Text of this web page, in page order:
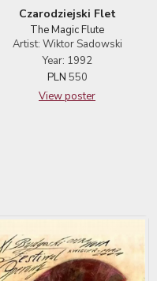
Czarodziejski Flet
The Magic Flute
Artist: Wiktor Sadowski
Year: 1992
PLN 550
View poster